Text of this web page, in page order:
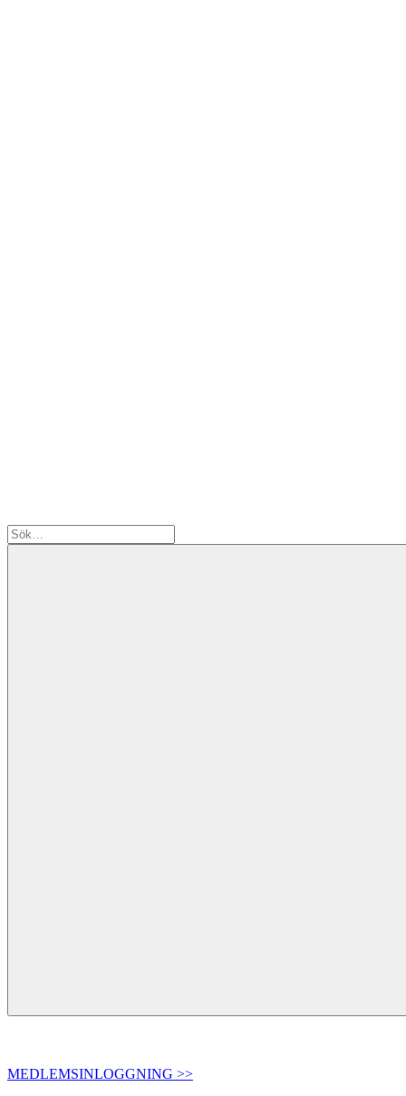
MEDLEMSINLOGGNING >>